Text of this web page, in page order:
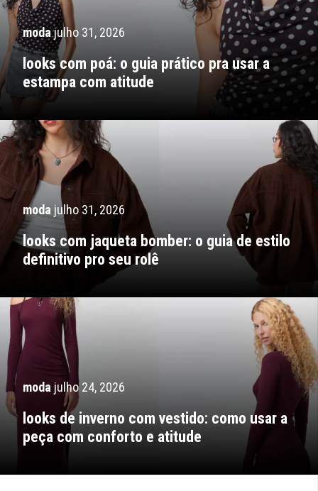
modajulho 31, 2026
looks com poá: o guia prático pra usar a
estampa com atitude
moda julho 31, 2026
looks com jaqueta bomber: o guia de estilo
definitivo pro seu rolê
moda julho 24, 2026
looks de inverno com vestido: como usar a
peça com conforto e atitude